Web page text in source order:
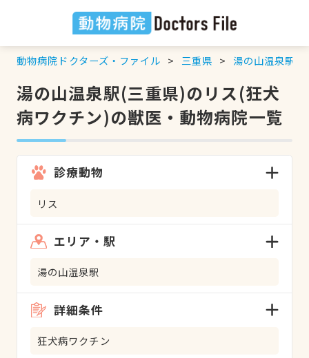
動物病院ドクターズ・ファイル 三重県 湯の山温泉駅
湯の山温泉駅(三重県)のリス(狂犬
病ワクチン)の獣医・動物病院一覧
診療動物
リス
エリア・駅
湯の山温泉駅
詳細条件
狂犬病ワクチン